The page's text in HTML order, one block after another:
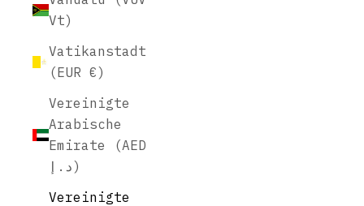
Vt)
Vatikanstadt
(EUR €)
Vereinigte
Arabische
Emirate (AED
د.إ)
Vereinigte